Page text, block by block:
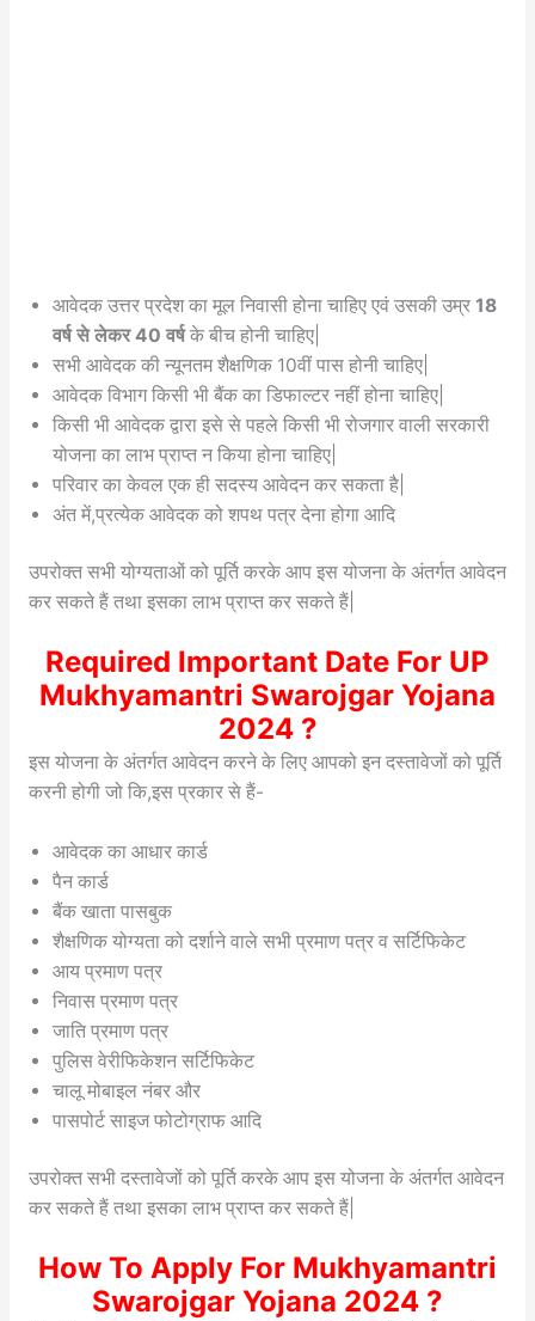
आवेदक उत्तर प्रदेश का मूल निवासी होना चाहिए एवं उसकी उम्र 18
वर्ष से लेकर 40 वर्षके बीच होनी चाहिए|
सभी आवेदक की न्यूनतम शैक्षणिक 10वीं पास होनी चाहिए|
आवेदक विभाग किसी भी बैंक का डिफाल्टर नहीं होना चाहिए|
किसी भी आवेदक द्वारा इसे से पहले किसी भी रोजगार वाली सरकारी
योजना का लाभ प्राप्त न किया होना चाहिए|
परिवार का केवल एक ही सदस्य आवेदन कर सकता है|
अंत में,प्रत्येक आवेदक को शपथ पत्र देना होगा आदि
उपरोक्त सभी योग्यताओं को पूर्ति करके आप इस योजना के अंतर्गत आवेदन
कर सकते हैं तथा इसका लाभ प्राप्त कर सकते हैं|
Required Important Date For UP
Mukhyamantri Swarojgar Yojana
2024 ?
इस योजना के अंतर्गत आवेदन करने के लिए आपको इन दस्तावेजों को पूर्ति
करनी होगी जो कि,इस प्रकार से हैं-
आवेदक का आधार कार्ड
पैन कार्ड
बैंक खाता पासबुक
शैक्षणिक योग्यता को दर्शाने वाले सभी प्रमाण पत्र व सर्टिफिकेट
आय प्रमाण पत्र
निवास प्रमाण पत्र
जाति प्रमाण पत्र
पुलिस वेरीफिकेशन सर्टिफिकेट
चालू मोबाइल नंबर और
पासपोर्ट साइज फोटोग्राफ आदि
उपरोक्त सभी दस्तावेजों को पूर्ति करके आप इस योजना के अंतर्गत आवेदन
कर सकते हैं तथा इसका लाभ प्राप्त कर सकते हैं|
How To Apply For Mukhyamantri
Swarojgar Yojana 2024 ?